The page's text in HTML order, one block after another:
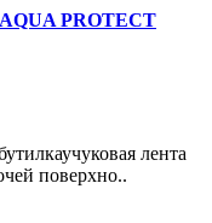
PROTECT
лента
поверхно..